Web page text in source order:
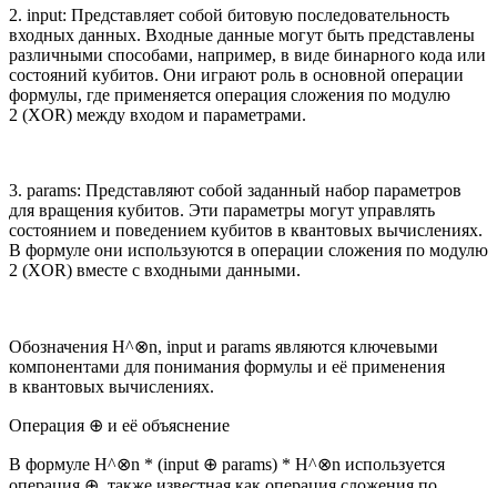
2. input: Представляет собой битовую последовательность
входных данных. Входные данные могут быть представлены
различными способами, например, в виде бинарного кода или
состояний кубитов. Они играют роль в основной операции
формулы, где применяется операция сложения по модулю
2 (XOR) между входом и параметрами.
3. params: Представляют собой заданный набор параметров
для вращения кубитов. Эти параметры могут управлять
состоянием и поведением кубитов в квантовых вычислениях.
В формуле они используются в операции сложения по модулю
2 (XOR) вместе с входными данными.
Обозначения H^⊗n, input и params являются ключевыми
компонентами для понимания формулы и её применения
в квантовых вычислениях.
Операция ⊕ и её объяснение
В формуле H^⊗n * (input ⊕ params) * H^⊗n используется